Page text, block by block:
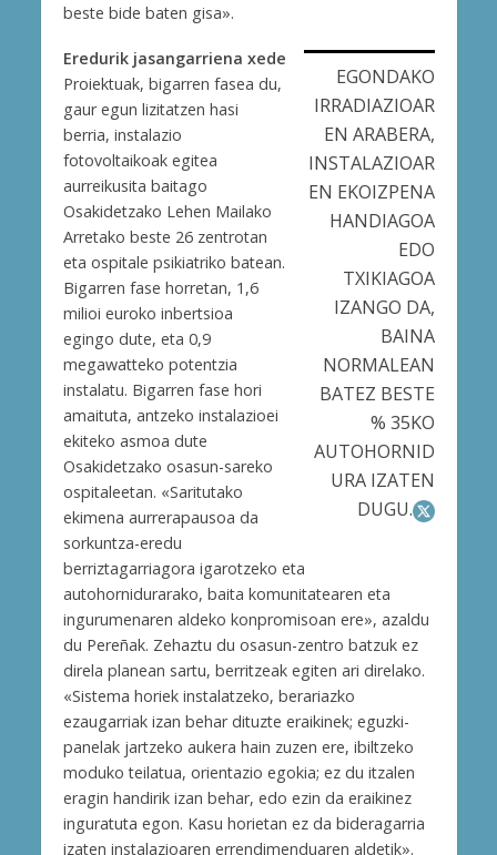
beste bide baten gisa».
EGONDAKO
IRRADIAZIOAR
EN ARABERA,
INSTALAZIOAR
EN EKOIZPENA
HANDIAGOA
EDO
TXIKIAGOA
IZANGO DA,
BAINA
NORMALEAN
BATEZ BESTE
% 35KO
AUTOHORNID
URA IZATEN
DUGU.
Eredurik jasangarriena xede
Proiektuak, bigarren fasea du,
gaur egun lizitatzen hasi
berria, instalazio
fotovoltaikoak egitea
aurreikusita baitago
Osakidetzako Lehen Mailako
Arretako beste 26 zentrotan
eta ospitale psikiatriko batean.
Bigarren fase horretan, 1,6
milioi euroko inbertsioa
egingo dute, eta 0,9
megawatteko potentzia
instalatu. Bigarren fase hori
amaituta, antzeko instalazioei
ekiteko asmoa dute
Osakidetzako osasun-sareko
ospitaleetan. «Saritutako
ekimena aurrerapausoa da
sorkuntza-eredu
berriztagarriagora igarotzeko eta
autohornidurarako, baita komunitatearen eta
ingurumenaren aldeko konpromisoan ere», azaldu
du Pereñak. Zehaztu du osasun-zentro batzuk ez
direla planean sartu, berritzeak egiten ari direlako.
«Sistema horiek instalatzeko, berariazko
ezaugarriak izan behar dituzte eraikinek; eguzki-
panelak jartzeko aukera hain zuzen ere, ibiltzeko
moduko teilatua, orientazio egokia; ez du itzalen
eragin handirik izan behar, edo ezin da eraikinez
inguratuta egon. Kasu horietan ez da bideragarria
izaten instalazioaren errendimenduaren aldetik».